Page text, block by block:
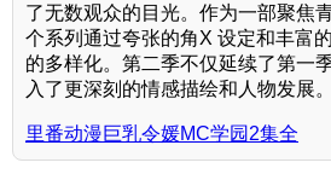
了无数观众的目光。作为一部聚焦
个系列通过夸张的角X 设定和丰富
的多样化。第二季不仅延续了第一
入了更深刻的情感描绘和人物发展。
里番动漫巨乳令媛MC学园2集全